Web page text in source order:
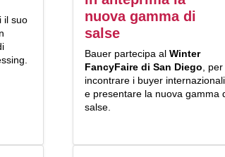
il suo
nuova gamma di
salse
Bauer partecipa al Winter
FancyFaire di San Diego, per
incontrare i buyer internazionali
e presentare la nuova gamma
salse.